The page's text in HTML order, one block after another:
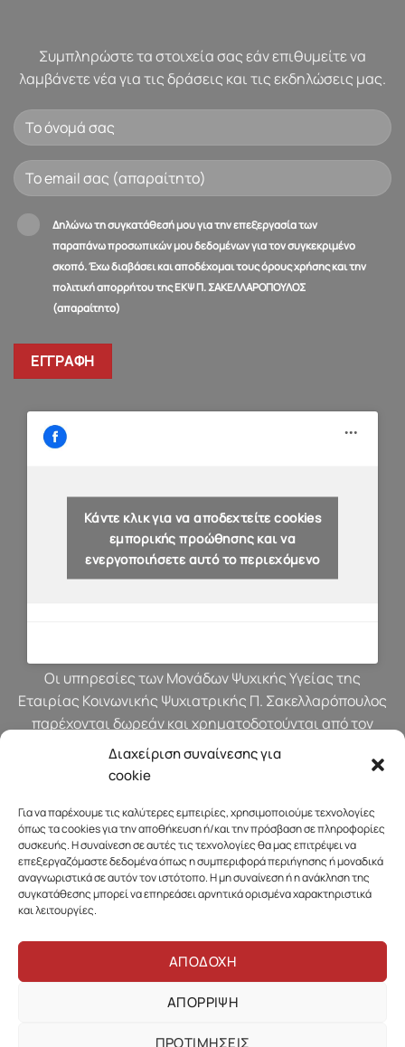
Διαχείριση συναίνεσης για
cookie
Για να παρέχουμε τις καλύτερες εμπειρίες, χρησιμοποιούμε τεχνολογίες
όπως τα cookies για την αποθήκευση ή/και την πρόσβαση σε πληροφορίες
συσκευής. Η συναίνεση σε αυτές τις τεχνολογίες θα μας επιτρέψει να
επεξεργαζόμαστε δεδομένα όπως η συμπεριφορά περιήγησης ή μοναδικά
αναγνωριστικά σε αυτόν τον ιστότοπο. Η μη συναίνεση ή η ανάκληση της
συγκατάθεσης μπορεί να επηρεάσει αρνητικά ορισμένα χαρακτηριστικά
και λειτουργίες.
ΑΠΟΔΟΧΗ
ΑΠΟΡΡΙΨΗ
ΠΡΟΤΙΜΗΣΕΙΣ
Συμπληρώστε τα στοιχεία σας εάν επιθυμείτε να
λαμβάνετε νέα για τις δράσεις και τις εκδηλώσεις μας.
Δηλώνω τη συγκατάθεσή μου για την επεξεργασία των
παραπάνω προσωπικών μου δεδομένων για τον συγκεκριμένο
σκοπό. Έχω διαβάσει και αποδέχομαι τους όρους χρήσης και την
πολιτική απορρήτου της ΕΚΨ Π. ΣΑΚΕΛΛΑΡΟΠΟΥΛΟΣ
(απαραίτητο)
Κάντε κλικ για να αποδεχτείτε cookies
εμπορικής προώθησης και να
ενεργοποιήσετε αυτό το περιεχόμενο
Οι υπηρεσίες των Μονάδων Ψυχικής Υγείας της
Εταιρίας Κοινωνικής Ψυχιατρικής Π. Σακελλαρόπουλος
παρέχονται δωρεάν και χρηματοδοτούνται από τον
προϋπολογισμό του Υπουργείου Υγείας.